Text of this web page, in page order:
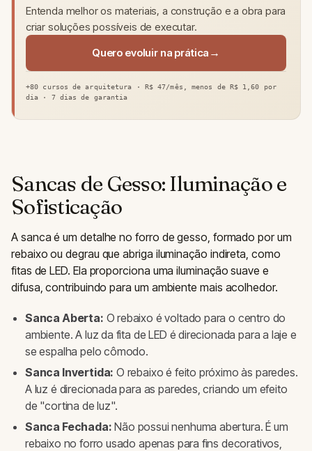
Entenda melhor os materiais, a construção e a obra para
criar soluções possíveis de executar.
Quero evoluir na prática
+80 cursos de arquitetura · R$ 47/mês, menos de R$ 1,60 por
dia · 7 dias de garantia
Sancas de Gesso: Iluminação e
Sofisticação
A sanca é um detalhe no forro de gesso, formado por um
rebaixo ou degrau que abriga iluminação indireta, como
fitas de LED. Ela proporciona uma iluminação suave e
difusa, contribuindo para um ambiente mais acolhedor.
Sanca Aberta: O rebaixo é voltado para o centro do
ambiente. A luz da fita de LED é direcionada para a laje e
se espalha pelo cômodo.
Sanca Invertida: O rebaixo é feito próximo às paredes.
A luz é direcionada para as paredes, criando um efeito
de "cortina de luz".
Sanca Fechada: Não possui nenhuma abertura. É um
rebaixo no forro usado apenas para fins decorativos,